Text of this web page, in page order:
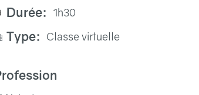
Durée: 1h30
Type: Classe virtuelle